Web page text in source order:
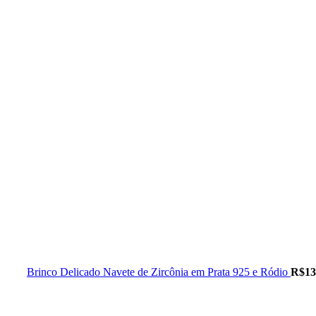
Brinco Delicado Navete de Zircônia em Prata 925 e Ródio R$